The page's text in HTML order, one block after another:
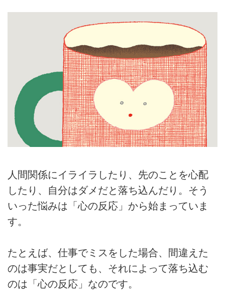
人間関係にイライラしたり、先のことを心配
したり、自分はダメだと落ち込んだり。そう
いった悩みは「心の反応」から始まっていま
す。
たとえば、仕事でミスをした場合、間違えた
のは事実だとしても、それによって落ち込む
のは「心の反応」なのです。